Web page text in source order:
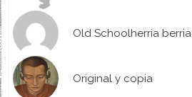
Old Schoolherria berria
Original y copia